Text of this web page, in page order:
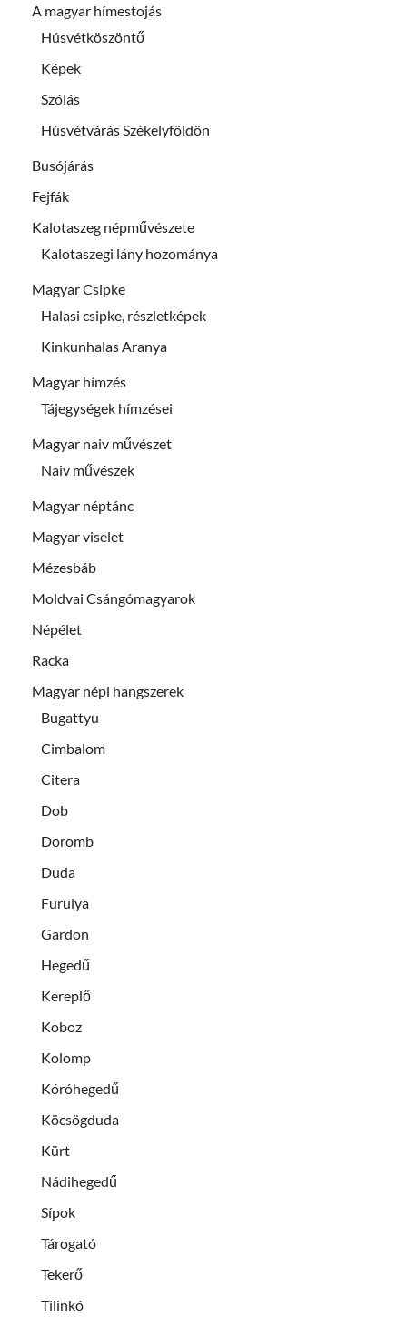
A magyar hímestojás
Húsvétköszöntő
Képek
Szólás
Húsvétvárás Székelyföldön
Busójárás
Fejfák
Kalotaszeg népművészete
Kalotaszegi lány hozománya
Magyar Csipke
Halasi csipke, részletképek
Kinkunhalas Aranya
Magyar hímzés
Tájegységek hímzései
Magyar naiv művészet
Naiv művészek
Magyar néptánc
Magyar viselet
Mézesbáb
Moldvai Csángómagyarok
Népélet
Racka
Magyar népi hangszerek
Bugattyu
Cimbalom
Citera
Dob
Doromb
Duda
Furulya
Gardon
Hegedű
Kereplő
Koboz
Kolomp
Kóróhegedű
Köcsögduda
Kürt
Nádihegedű
Sípok
Tárogató
Tekerő
Tilinkó